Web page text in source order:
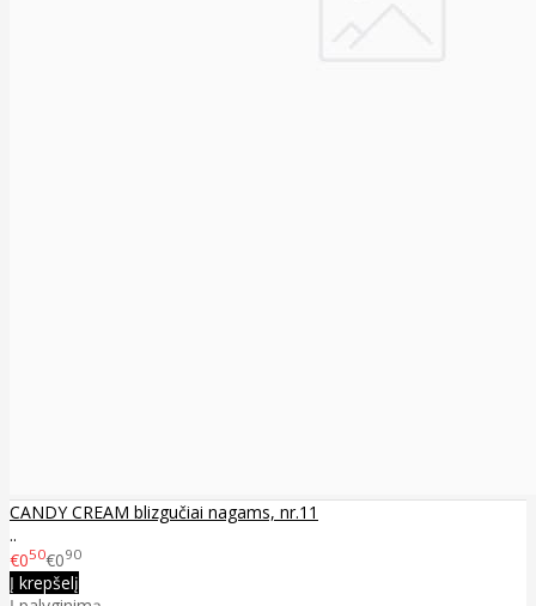
CANDY CREAM blizgučiai nagams, nr.11
..
€050€090
Į krepšelį